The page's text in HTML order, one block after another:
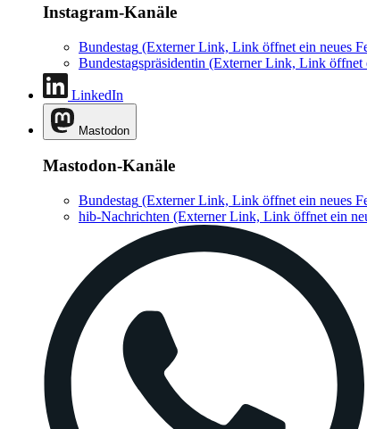
Instagram-Kanäle
Bundestag (Externer Link, Link öffnet ein neues
Bundestagspräsidentin (Externer Link, Link öffnet
LinkedIn
Mastodon
Mastodon-Kanäle
Bundestag (Externer Link, Link öffnet ein neues
hib-Nachrichten (Externer Link, Link öffnet ein